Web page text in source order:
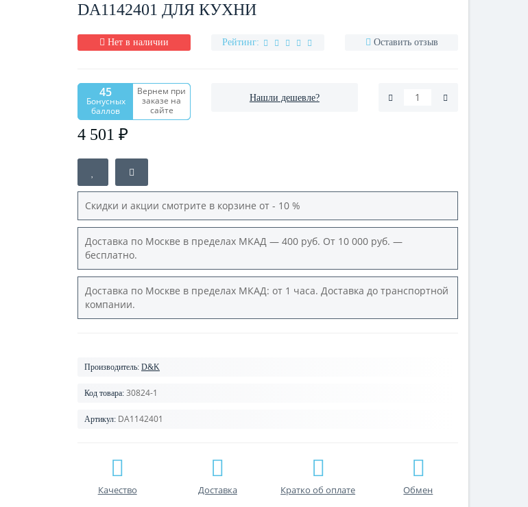
DA1142401 ДЛЯ КУХНИ
Нет в наличии Рейтинг: Оставить отзыв
45
Бонусных
баллов
Вернем при
заказе на
сайте
4 501 ₽
Нашли дешевле?
Скидки и акции смотрите в корзине от - 10 %
Доставка по Москве в пределах МКАД — 400 руб. От 10 000 руб. —
бесплатно.
Доставка по Москве в пределах МКАД: от 1 часа. Доставка до транспортной
компании.
Производитель: D&K
Код товара: 30824-1
Артикул: DA1142401
Качество Доставка Кратко об оплате Обмен